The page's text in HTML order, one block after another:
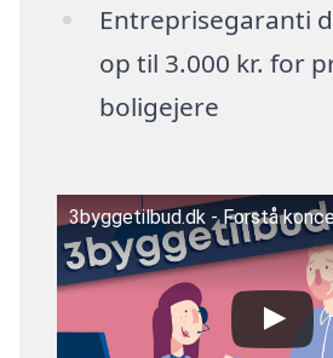
Entreprisegaranti
op til 3.000 kr. for
boligejere
3byggetilbud.dk - Forstå